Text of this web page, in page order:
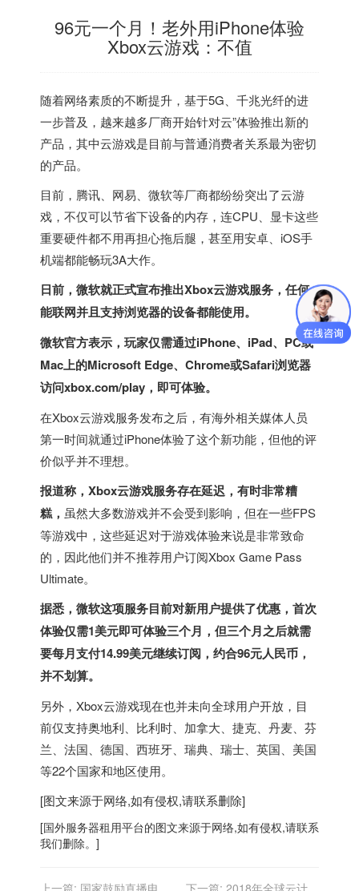
96元一个月！老外用iPhone体验
Xbox云游戏：不值
随着网络素质的不断提升，基于5G、千兆光纤的进
一步普及，越来越多厂商开始针对云”体验推出新的
产品，其中云游戏是目前与普通消费者关系最为密切
的产品。
目前，腾讯、网易、微软等厂商都纷纷突出了云游
戏，不仅可以节省下设备的内存，连CPU、显卡这些
重要硬件都不用再担心拖后腿，甚至用安卓、iOS手
机端都能畅玩3A大作。
日前，微软就正式宣布推出Xbox云游戏服务，任何
能联网并且支持浏览器的设备都能使用。
微软官方表示，玩家仅需通过iPhone、iPad、PC或
Mac上的Microsoft Edge、Chrome或Safari浏览器
访问xbox.com/play，即可体验。
在Xbox云游戏服务发布之后，有海外相关媒体人员
第一时间就通过iPhone体验了这个新功能，但他的评
价似乎并不理想。
报道称，Xbox云游戏服务存在延迟，有时非常糟
糕， 虽然大多数游戏并不会受到影响，但在一些FPS
等游戏中，这些延迟对于游戏体验来说是非常致命
的，因此他们并不推荐用户订阅Xbox Game Pass
Ultimate。
据悉，微软这项服务目前对新用户提供了优惠，首次
体验仅需1美元即可体验三个月，但三个月之后就需
要每月支付14.99美元继续订阅，约合96元人民币，
并不划算。
另外，Xbox云游戏现在也并未向全球用户开放，目
前仅支持奥地利 比利时 加拿大 捷克 丹麦
芬
兰
法国 德国 西班牙 瑞典 瑞士 英国
美国
等22个国家和地区使用。
[图文来源于网络,如有侵权,请联系删除]
[国外服务器租用平台的图文来源于网络,如有侵权,请联系
我们删除。]
上一篇: 国家鼓励直播电商 下一篇: 2018年全球云计算